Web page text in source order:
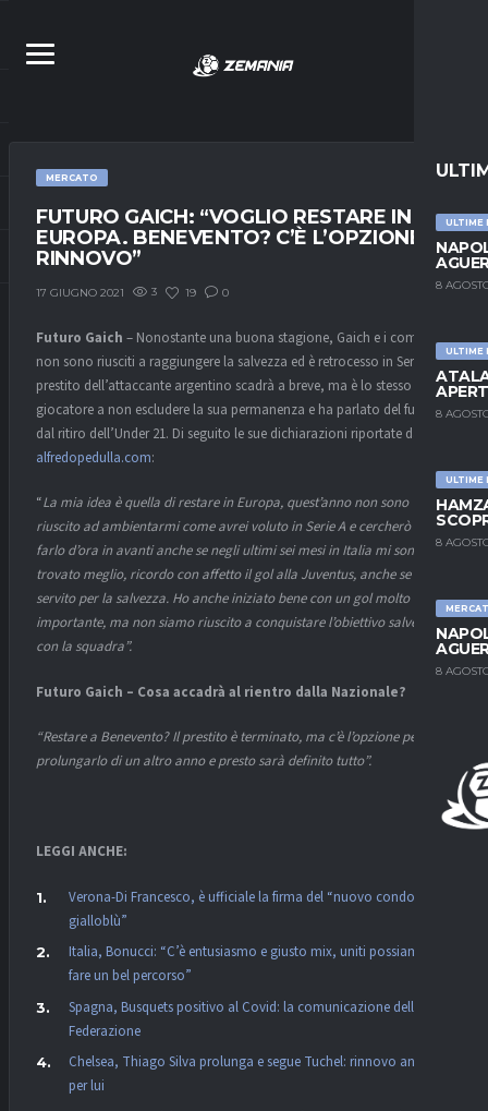
ULTIME
8
ULTIME
8
ULTIME
8
8
MERCATO
FUTURO GAICH: “VOGLIO RESTARE IN
EUROPA. BENEVENTO? C’È L’OPZIONE
RINNOVO”
17 GIUGNO 2021 3 19 0
Futuro Gaich – Nonostante una buona stagione, Gaich e i compagni
non sono riusciti a raggiungere la salvezza ed è retrocesso in Serie B. Il
prestito dell’attaccante argentino scadrà a breve, ma è lo stesso
giocatore a non escludere la sua permanenza e ha parlato del futuro
dal ritiro dell’Under 21. Di seguito le sue dichiarazioni riportate da
alfredopedulla.com:
“La mia idea è quella di restare in Europa, quest’anno non sono
riuscito ad ambientarmi come avrei voluto in Serie A e cercherò di
farlo d’ora in avanti anche se negli ultimi sei mesi in Italia mi sono
trovato meglio, ricordo con affetto il gol alla Juventus, anche se non è
servito per la salvezza. Ho anche iniziato bene con un gol molto
importante, ma non siamo riuscito a conquistare l’obiettivo salvezza
con la squadra”.
Futuro Gaich – Cosa accadrà al rientro dalla Nazionale?
“Restare a Benevento? Il prestito è terminato, ma c’è l’opzione per
prolungarlo di un altro anno e presto sarà definito tutto”.
LEGGI ANCHE:
Verona-Di Francesco, è ufficiale la firma del “nuovo condottiero
gialloblù”
Italia, Bonucci: “C’è entusiasmo e giusto mix, uniti possiamo
fare un bel percorso”
Spagna, Busquets positivo al Covid: la comunicazione della
Federazione
Chelsea, Thiago Silva prolunga e segue Tuchel: rinnovo anche
per lui